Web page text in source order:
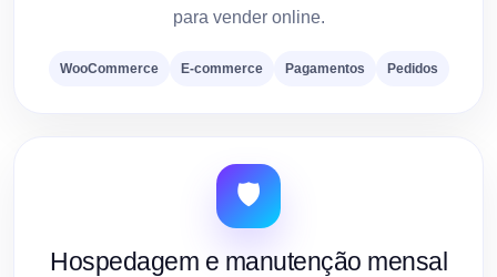
para vender online.
WooCommerce E-commerce Pagamentos Pedidos
🛡️
Hospedagem e manutenção mensal